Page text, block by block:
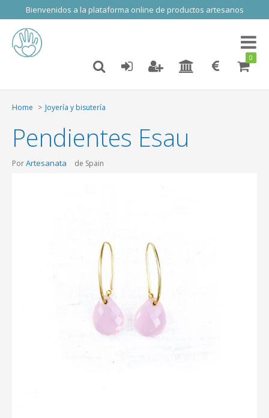
Bienvenidos a la plataforma online de productos artesanos
Toggle
0
Home Joyería y bisutería
Pendientes Esau
PorArtesanata de Spain